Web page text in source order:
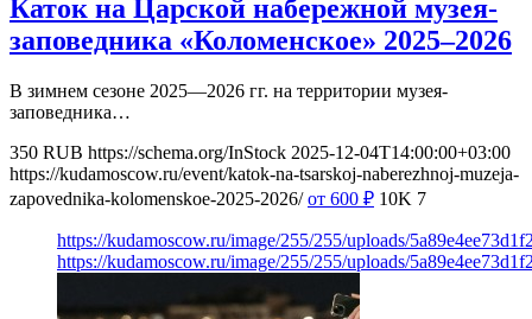
Каток на Царской набережной музея-
заповедника «Коломенское» 2025–2026
В зимнем сезоне 2025—2026 гг. на территории музея-
заповедника…
350 RUB https://schema.org/InStock 2025-12-04T14:00:00+03:00
https://kudamoscow.ru/event/katok-na-tsarskoj-naberezhnoj-muzeja-
zapovednika-kolomenskoe-2025-2026/ от 600 ₽ 10K 7
https://kudamoscow.ru/image/255/255/uploads/
https://kudamoscow.ru/image/255/255/uploads/